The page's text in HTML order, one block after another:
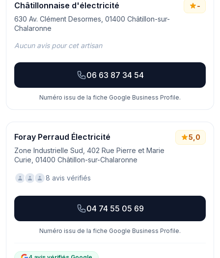
Châtillonnaise d'électricité
630 Av. Clément Desormes, 01400 Châtillon-sur-
Chalaronne
-
Aucun avis pour cet artisan
06 63 87 34 54
Numéro issu de la fiche Google Business Profile.
Foray Perraud Électricité
Zone Industrielle Sud, 402 Rue Pierre et Marie
Curie, 01400 Châtillon-sur-Chalaronne
5,0
8 avis vérifiés
04 74 55 05 69
Numéro issu de la fiche Google Business Profile.